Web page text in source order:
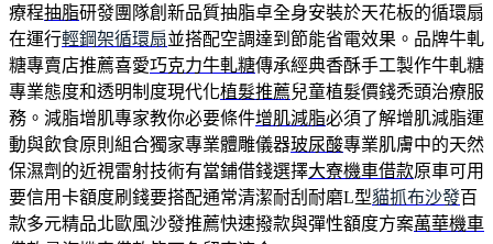
療程抽脂研發團隊創新品質抽脂卓全身安裝於天花板的循環扇
在運行輕鋼架循環扇並搭配空調達到節能省電效果。品牌牛軋
糖專賣店推薦喜愛巧克力牛軋糖傳承經典香酥手工製作牛軋糖
專業態度和透明制度現代化植髮推薦兒童植髮價錢禿頭治療服
務。減脂增肌專家教你必要條件增肌減脂必須了解增肌減脂運
動與飲食原則組合獨家專業體雕儀器玻尿酸專業肌膚中的天然
保濕劑的近視雷射技術有當鋪借錢選擇大寮機車借款原車可用
要信用卡額度刷錢要搭配通常清潔耐刮耐磨L型貓抓布沙發百
款多元精品北歐風沙發推薦快速撥款與彈性額度方案萬華機車